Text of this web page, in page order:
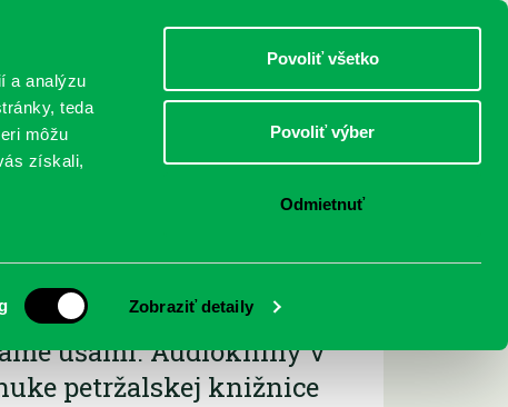
a analýzu
teda
môžu
získali,
Zobraziť detaily
Povoliť všetko
Povoliť výber
Odmietnuť
DOSPELÍ
podujatia
ušami. Audioknihy v
petržalskej knižnice